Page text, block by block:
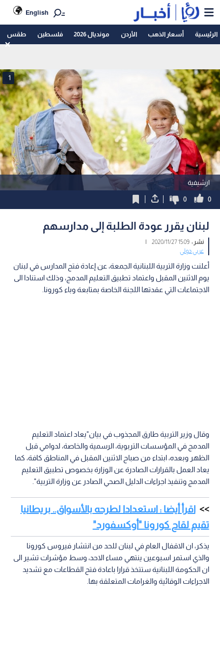
English
الرئيسية أسعار الذهب الأردن مونديال 2026 فلسطين طقس
ارشيفية
1
0
0
لبنان يقرر عودة الطلبة إلى مدارسهم
نشر :15:09 2020/11/27
|
عربي دولي
أعلنت وزارة التربية اللبنانية الجمعة، عن إعادة فتح المدارس في لبنان
يوم الاثنين المقبل واعتماد تطبيق التعليم المدمج، وذلك استنادا الى
الاجتماعات التي عقدتها اللجنة الخاصة بمتابعة وباء كورونا.
وقال وزير التربية طارق المجذوب في بيان"يعاد اعتماد التعليم
المدمج في المؤسسات التربوية، الرسمية والخاصة، لدوامي قبل
الظهر وبعده، ابتداء من صباح الاثنين المقبل في المناطق كافة، كما
يعاد العمل بالقرارات الصادرة عن الوزارة بخصوص تطبيق التعليم
المدمج وتنفيذ اجراءات الدليل الصحي الصادر عن وزارة التربية".
اقرأ أيضا : استعدادا لطرحه بالأسواق.. بريطانيا
تقيم لقاح كورونا "أوكسفورد"
يذكر، ان الاقفال العام في لبنان للحد من انتشار فيروس كورونا
والذي استمر اسبوعين ينتهي مساء الاحد، وسط مؤشرات تشير الى
ان الحكومة اللبنانية ستتخذ قرارا باعادة فتح القطاعات مع تشديد
الاجراءات الوقائية والغرامات المتعلقة بها.